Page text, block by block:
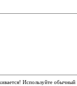
Используйте обычный